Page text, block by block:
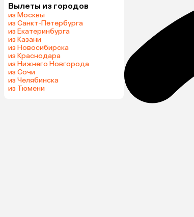
Вылеты из городов
из Москвы
из Санкт-Петербурга
из Екатеринбурга
из Казани
из Новосибирска
из Краснодара
из Нижнего Новгорода
из Сочи
из Челябинска
из Тюмени